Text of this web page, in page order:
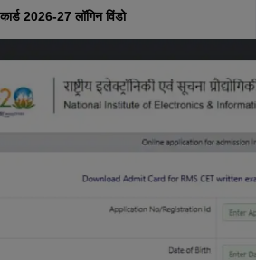
2026-27 लॉगिन विंडो